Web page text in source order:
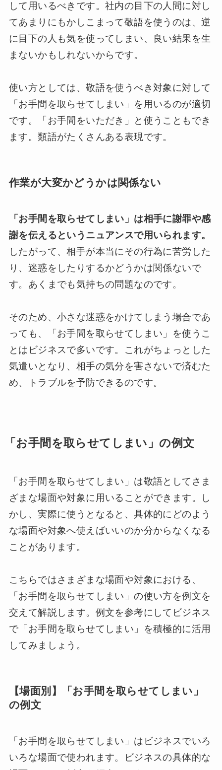
して用いるべきです。社内の目下の人間に対し
てあまりにもかしこまって敬語を使うのは、逆
に目下の人も気を使ってしまい、良い結果を生
まないかもしれないからです。
使い方としては、敬語を使うべき対象に対して
「お手間を取らせてしまい」を用いるのが適切
です。「お手間をいただき」と使うこともでき
ます。類語がたくさんある表現です。
作業が大変かどうかは関係ない
「お手間を取らせてしまい」は相手に謝罪や感
謝を伝えるというニュアンスで用いられます。
したがって、相手が本当にその行為に苦労した
り、迷惑をしたりするかどうかは関係ないで
す。あくまでも気持ちの問題なのです。
そのため、小さな迷惑をかけてしまう場合であ
っても、「お手間を取らせてしまい」を使うこ
とはビジネスで多いです。これがちょっとした
気遣いとなり、相手の気分を害さないで済むた
め、トラブルを予防できるのです。
「お手間を取らせてしまい」の例文
「お手間を取らせてしまい」は敬語としてさま
ざまな場面や対象に用いることができます。し
かし、実際に使うとなると、具体的にどのよう
な場面や対象へ使えばいいのか分からなくなる
ことがあります。
こちらではさまざまな場面や対象における、
「お手間を取らせてしまい」の使い方を例文を
交えて解説します。例文を参考にしてビジネス
で「お手間を取らせてしまい」を積極的に活用
してみましょう。
【場面別】「お手間を取らせてしまい」
の例文
「お手間を取らせてしまい」はビジネスでいろ
いろな場面で使われます。ビジネスの具体的な